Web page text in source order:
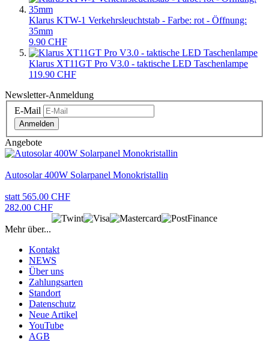
Klarus KTW-1 Verkehrsleuchtstab - Farbe: rot - Öffnung:
35mm
9.90 CHF
Klarus XT11GT Pro V3.0 - taktische LED Taschenlampe
119.90 CHF
Newsletter-Anmeldung
E-Mail
Anmelden
Angebote
Autosolar 400W Solarpanel Monokristallin
statt 565.00 CHF
282.00 CHF
Mehr über...
Kontakt
NEWS
Über uns
Zahlungsarten
Standort
Datenschutz
Neue Artikel
YouTube
AGB